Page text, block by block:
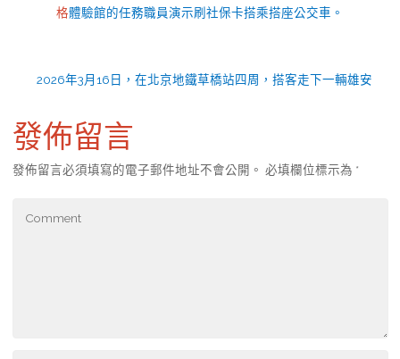
格體驗館的任務職員演示刷社保卡搭乘搭座公交車。
2026年3月16日，在北京地鐵草橋站四周，搭客走下一輛雄安
發佈留言
發佈留言必須填寫的電子郵件地址不會公開。 必填欄位標示為 *